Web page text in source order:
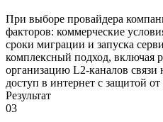
При выборе провайдера
факторов: коммерческие
сроки миграции и запуска
комплексный подход, включая
организацию L2-каналов связи
доступ в интернет с защитой
Результат
03